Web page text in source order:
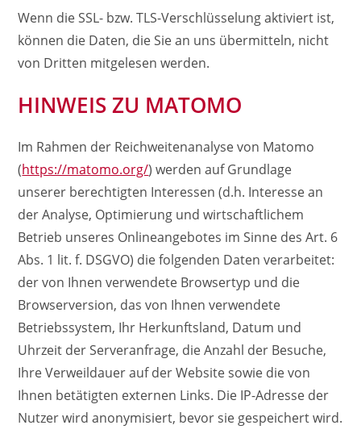
Wenn die SSL- bzw. TLS-Verschlüsselung aktiviert ist,
können die Daten, die Sie an uns übermitteln, nicht
von Dritten mitgelesen werden.
HINWEIS ZU MATOMO
Im Rahmen der Reichweitenanalyse von Matomo
(https://matomo.org/) werden auf Grundlage
unserer berechtigten Interessen (d.h. Interesse an
der Analyse, Optimierung und wirtschaftlichem
Betrieb unseres Onlineangebotes im Sinne des Art. 6
Abs. 1 lit. f. DSGVO) die folgenden Daten verarbeitet:
der von Ihnen verwendete Browsertyp und die
Browserversion, das von Ihnen verwendete
Betriebssystem, Ihr Herkunftsland, Datum und
Uhrzeit der Serveranfrage, die Anzahl der Besuche,
Ihre Verweildauer auf der Website sowie die von
Ihnen betätigten externen Links. Die IP-Adresse der
Nutzer wird anonymisiert, bevor sie gespeichert wird.